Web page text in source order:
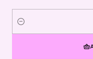
Cantidad